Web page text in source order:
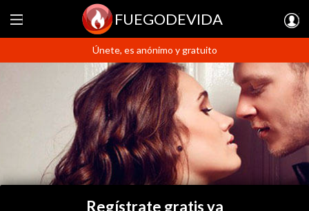
FUEGODEVIDA
Únete, es anónimo y gratuito
Regístrate gratis ya